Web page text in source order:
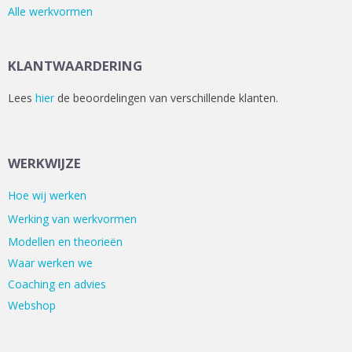
Alle werkvormen
KLANTWAARDERING
Lees hier de beoordelingen van verschillende klanten.
WERKWIJZE
Hoe wij werken
Werking van werkvormen
Modellen en theorieën
Waar werken we
Coaching en advies
Webshop